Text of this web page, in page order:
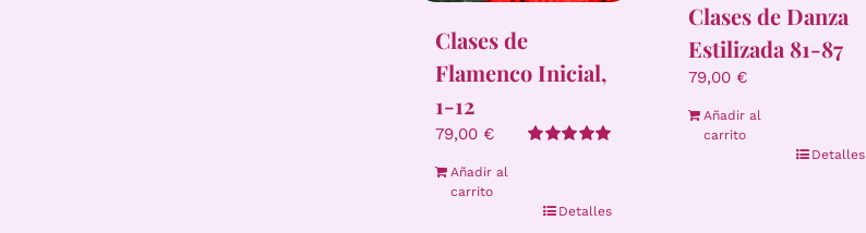
Clases de
Flamenco Inicial,
1-12
79,00 €
Añadir al
carrito
Detalles
Clases de Danza
Estilizada 81-87
79,00 €
Añadir al
carrito
Detalles